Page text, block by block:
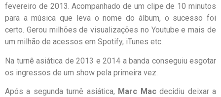
fevereiro de 2013. Acompanhado de um clipe de 10 minutos
para a música que leva o nome do álbum, o sucesso foi
certo. Gerou milhões de visualizações no Youtube e mais de
um milhão de acessos em Spotify, iTunes etc.
Na turnê asiática de 2013 e 2014 a banda conseguiu esgotar
os ingressos de um show pela primeira vez.
Após a segunda turnê asiática, Marc Macdecidiu deixar a